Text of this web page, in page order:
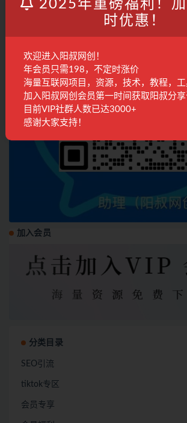
加入会员
分类目录
SEO引流
tiktok专区
会员专享
2025年重磅福利！
时优惠！
欢迎进入阳叔网创！
年会员只需198，不定时涨价
海量互联网项目，资源，技术，教程，工
加入阳叔网创会员第一时间获取阳叔分享
目前VIP社群人数已达3000+
感谢大家支持！